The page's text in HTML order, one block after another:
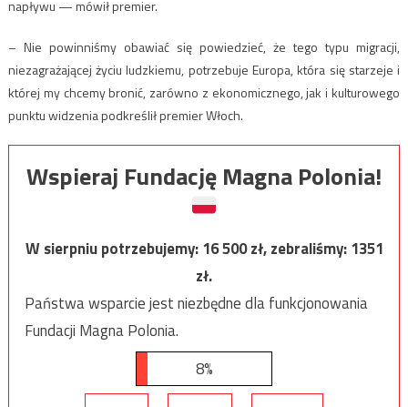
napływu — mówił premier.
– Nie powinniśmy obawiać się powiedzieć, że tego typu migracji,
niezagrażającej życiu ludzkiemu, potrzebuje Europa, która się starzeje i
której my chcemy bronić, zarówno z ekonomicznego, jak i kulturowego
punktu widzenia podkreślił premier Włoch.
Wspieraj Fundację Magna Polonia!
W sierpniu potrzebujemy:16 500zł, zebraliśmy:1351
zł.
Państwa wsparcie jest niezbędne dla funkcjonowania
Fundacji Magna Polonia.
8%